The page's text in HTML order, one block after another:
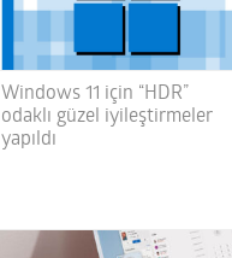
Windows 11 için “HDR”
odaklı güzel iyileştirmeler
yapıldı